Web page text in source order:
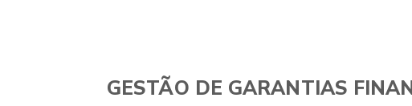
GESTÃO DE GARANTIAS